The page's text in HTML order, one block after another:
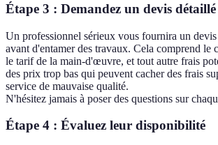
Étape 3 : Demandez un devis détaillé
Un professionnel sérieux vous fournira un
avant d'entamer des travaux. Cela comprend le
le tarif de la main-d'œuvre, et tout autre frais
des prix trop bas qui peuvent cacher des frais
service de mauvaise qualité.
N'hésitez jamais à poser des questions sur
Étape 4 : Évaluez leur disponibilité